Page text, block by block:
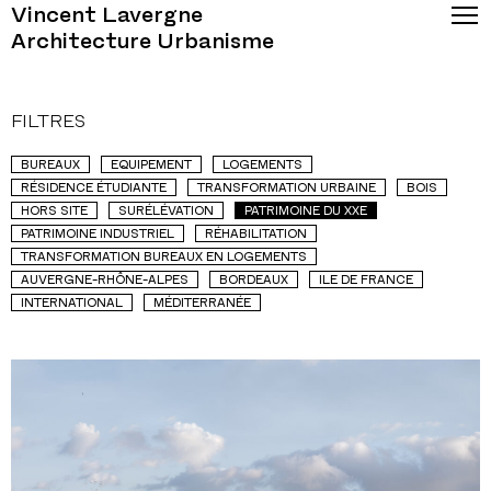
Vincent Lavergne
Architecture Urbanisme
FILTRES
BUREAUX EQUIPEMENT
LOGEMENTS
RÉSIDENCE ÉTUDIANTE
TRANSFORMATION URBAINE
BOIS
HORS SITE
SURÉLÉVATION
PATRIMOINE DU XXE
PATRIMOINE INDUSTRIEL
RÉHABILITATION
TRANSFORMATION BUREAUX EN LOGEMENTS
AUVERGNE-RHÔNE-ALPES
BORDEAUX
ILE DE FRANCE
INTERNATIONAL
MÉDITERRANÉE